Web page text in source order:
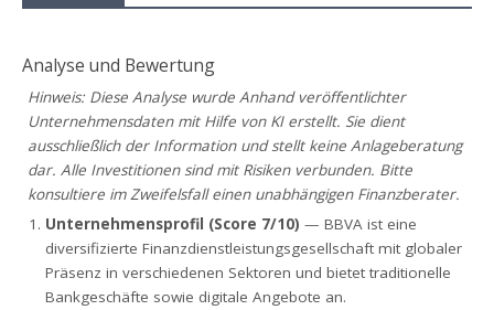
Analyse und Bewertung
Hinweis: Diese Analyse wurde Anhand veröffentlichter
Unternehmensdaten mit Hilfe von KI erstellt. Sie dient
ausschließlich der Information und stellt keine Anlageberatung
dar. Alle Investitionen sind mit Risiken verbunden. Bitte
konsultiere im Zweifelsfall einen unabhängigen Finanzberater.
Unternehmensprofil (Score 7/10) — BBVA ist eine
diversifizierte Finanzdienstleistungsgesellschaft mit globaler
Präsenz in verschiedenen Sektoren und bietet traditionelle
Bankgeschäfte sowie digitale Angebote an.